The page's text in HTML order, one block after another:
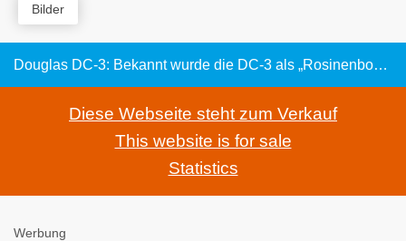
Bilder
Douglas DC-3: Bekannt wurde die DC-3 als „Rosinenbomber“ während der Berliner Luftbrücke
Diese Webseite steht zum Verkauf
This website is for sale
Statistics
Werbung